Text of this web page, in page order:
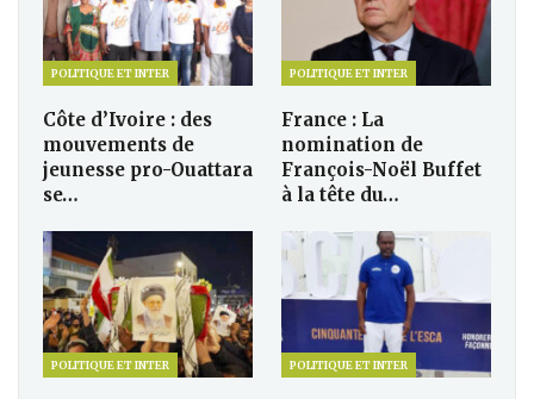
POLITIQUE ET INTER
Côte d’Ivoire : des
mouvements de
jeunesse pro-Ouattara
se…
POLITIQUE ET INTER
France : La
nomination de
François-Noël Buffet
à la tête du…
POLITIQUE ET INTER POLITIQUE ET INTER